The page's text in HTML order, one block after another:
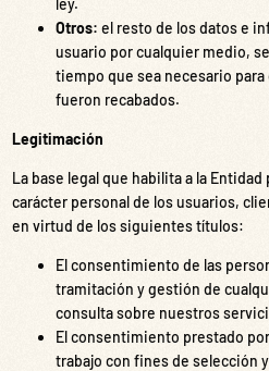
Otros: el resto de los datos e
usuario por cualquier medio,
tiempo que sea necesario
fueron recabados.
Legitimación
La base legal que habilita a la
carácter personal de los usuarios,
en virtud de los siguientes títulos:
El consentimiento de las
tramitación y gestión de
consulta sobre nuestros
El consentimiento prestado
trabajo con fines de selección